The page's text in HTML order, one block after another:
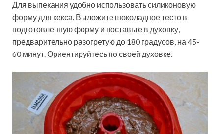
Для выпекания удобно использовать силиконовую
форму для кекса. Выложите шоколадное тесто в
подготовленную форму и поставьте в духовку,
предварительно разогретую до 180 градусов, на 45-
60 минут. Ориентируйтесь по своей духовке.